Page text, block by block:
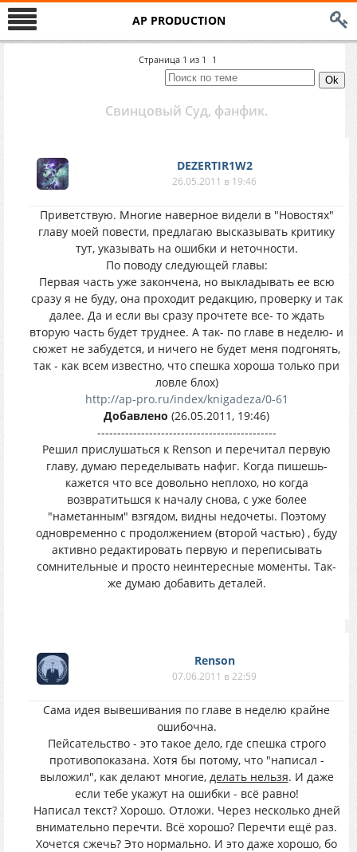
AP PRODUCTION
Страница 1 из 1 1
Свинцовый Суд, фанфик.
DEZERTIR1W2
26.05.2011 в 19:46
Приветствую. Многие наверное видели в "Новостях"
главу моей повести, предлагаю высказывать критику
тут, указывать на ошибки и неточности.
По поводу следующей главы:
Первая часть уже закончена, но выкладывать ее всю
сразу я не буду, она проходит редакцию, проверку и так
далее. Да и если вы сразу прочтете все- то ждать
вторую часть будет труднее. А так- по главе в неделю- и
сюжет не забудется, и ничего не будет меня подгонять,
так - как всем известно, что спешка хороша только при
ловле блох)
http://ap-pro.ru/index/knigadeza/0-61
Добавлено (26.05.2011, 19:46)
---------------------------------------------
Решил прислушаться к Renson и перечитал первую
главу, думаю переделывать нафиг. Когда пишешь-
кажется что все довольно неплохо, но когда
возвратитьшся к началу снова, с уже более
"наметанным" взгядом, видны недочеты. Поэтому
одновременно с продолжением (второй частью) , буду
активно редактировать первую и переписывать
сомнительные и просто неинтересные моменты. Так-
же думаю добавить деталей.
Renson
07.06.2011 в 22:59
Сама идея вывешивания по главе в неделю крайне
ошибочна.
Пейсательство - это такое дело, где спешка строго
противопоказана. Хотя бы потому, что "написал -
выложил", как делают многие, делать нельзя. И даже
если тебе укажут на ошибки - всё равно!
Написал текст? Хорошо. Отложи. Через несколько дней
внимательно перечти. Всё хорошо? Перечти ещё раз.
Хочется сжечь? Это нормально. И это даже хорошо, бо